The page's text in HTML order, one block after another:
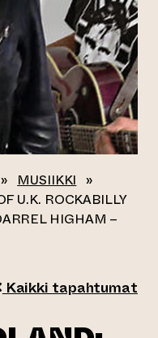
» MUSIIKKI »
U.K. ROCKABILLY
HIGHAM –
Kaikki tapahtumat